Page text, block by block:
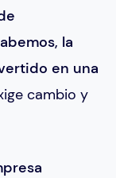
la
en una
cambio y